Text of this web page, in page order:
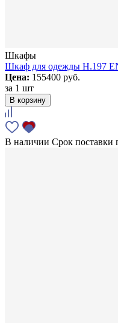
Шкафы
Шкаф для одежды H.197
Цена: 155400 руб.
за 1 шт
В корзину
В наличии Срок поставки